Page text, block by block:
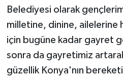
Belediyesi olarak
milletine, dinine, ailelerine
için bugüne kadar gayret
sonra da gayretimiz
güzellik Konya'nın